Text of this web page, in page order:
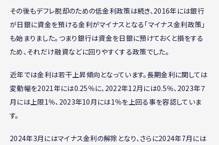
その後もデフレ脱却のための低金利政策は続き、2016年には銀行
が日銀に資金を預ける金利がマイナスとなる「マイナス金利政策」
も始まりました。つまり銀行は資金を日銀に預けておくと損をする
ため、それだけ融資などに回りやすくする政策でした。
近年では金利は若干上昇傾向となっています。長期金利に関しては
変動幅を2021年には0.25％に、2022年12月には0.5％、2023年７
月には上限1％、2023年10月には1％を上回る事を容認していま
す。
2024年3月にはマイナス金利の解除となり、さらに2024年7月には